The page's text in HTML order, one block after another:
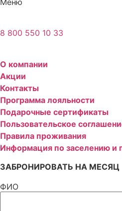
8 800 550 10 33
О компании
Акции
Контакты
Программа лояльности
Подарочные сертификаты
Пользовательское
Правила проживания
Информация по заселению и
ЗАБРОНИРОВАТЬ НА МЕСЯЦ
ФИО